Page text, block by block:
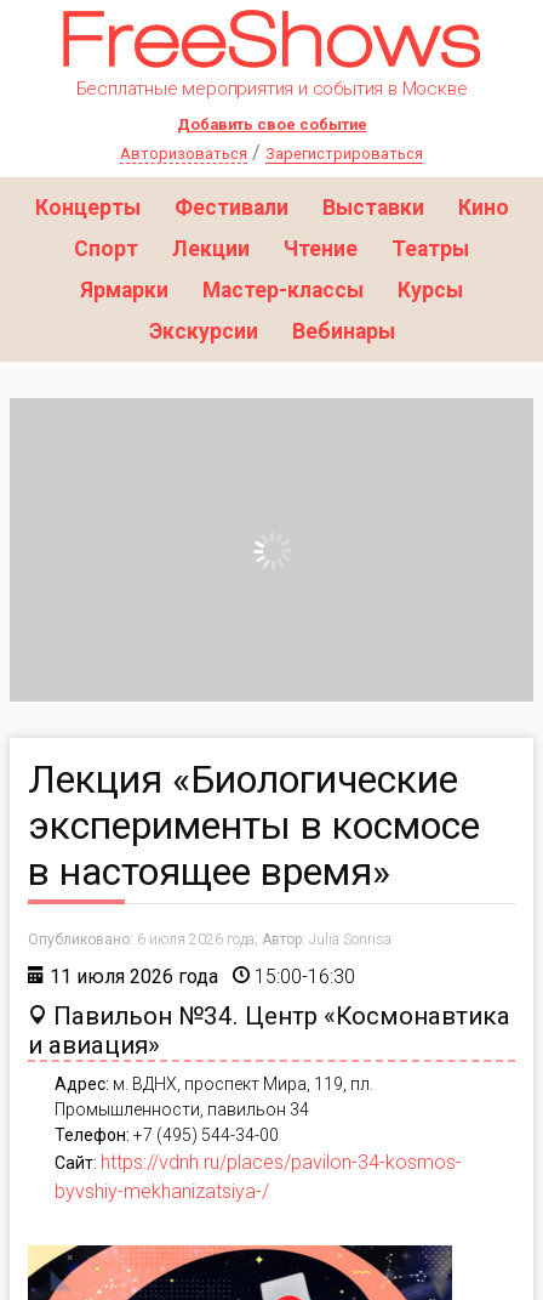
Бесплатные мероприятия и события в Москве
Добавить свое событие
Авторизоваться / Зарегистрироваться
Концерты Фестивали Выставки
Кино
Спорт
Лекции Чтение
Театры
Ярмарки
Мастер-классы
Курсы
Экскурсии
Вебинары
Лекция «Биологические
эксперименты в космосе
в настоящее время»
Опубликовано: 6 июля 2026 года; Автор: Julia Sonrisa
11 июля 2026 года 15:00-16:30
Павильон №34. Центр «Космонавтика
и авиация»
Адрес: м. ВДНХ, проспект Мира, 119, пл.
Промышленности, павильон 34
Телефон: +7 (495) 544-34-00
Сайт: https://vdnh.ru/places/pavilon-34-kosmos-
byvshiy-mekhanizatsiya-/